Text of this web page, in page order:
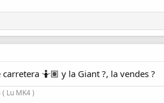
🤷🏽 y la Giant ?, la vendes ?
( Lu MK4 )